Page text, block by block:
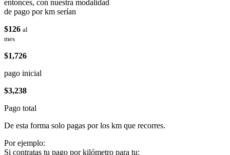
entonces, con nuestra modalidad
de pago por km serían
$126 al
mes
$1,726
pago inicial
$3,238
Pago total
De esta forma solo pagas por los km que recorres.
Por ejemplo:
Si contratas tu pago por kilómetro para tu: